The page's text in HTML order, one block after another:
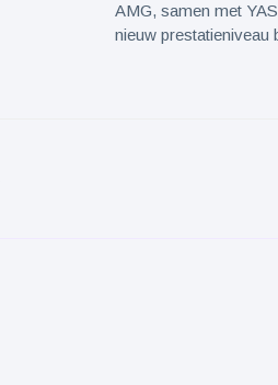
AMG, samen met
nieuw prestatieniveau